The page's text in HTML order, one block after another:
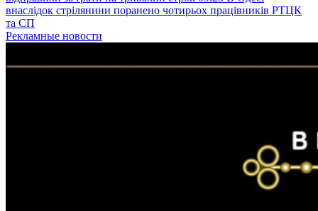
внаслідок стрілянини поранено чотирьох працівників РТЦК
та СП
Рекламные новости